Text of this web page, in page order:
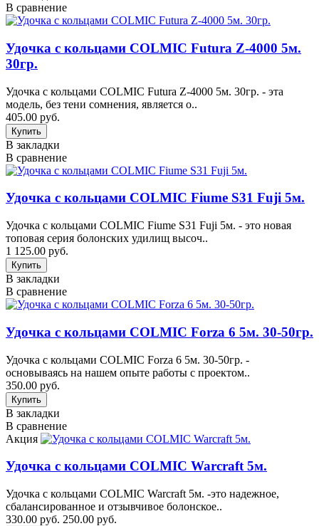
В сравнение
Удочка с кольцами COLMIC Futura Z-4000 5м.
30гр.
Удочка с кольцами COLMIC Futura Z-4000 5м. 30гр. - эта
модель, без тени сомнения, является о..
405.00 руб.
В закладки
В сравнение
Удочка с кольцами COLMIC Fiume S31 Fuji 5м.
Удочка с кольцами COLMIC Fiume S31 Fuji 5м. - это новая
топовая серия болонских удилищ высоч..
1 125.00 руб.
В закладки
В сравнение
Удочка с кольцами COLMIC Forza 6 5м. 30-50гр.
Удочка с кольцами COLMIC Forza 6 5м. 30-50гр. -
основываясь на нашем опыте работы с проектом..
350.00 руб.
В закладки
В сравнение
Акция
Удочка с кольцами COLMIC Warcraft 5м.
Удочка с кольцами COLMIC Warcraft 5м. -это надежное,
сбалансированное и отзывчивое болонское..
330.00 руб. 250.00 руб.